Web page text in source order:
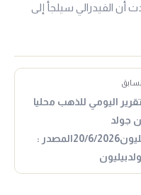
أن الفيدرالي سيلجأ إلى
اليومي للذهب محليا
جولد
بيليون20/6/2026المصدر :